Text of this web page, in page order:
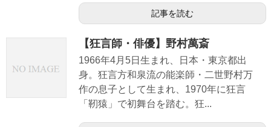
記事を読む
【狂言師・俳優】野村萬斎
1966年4月5日生まれ、日本・東京都出
身。狂言方和泉流の能楽師・二世野村万
作の息子として生まれ、1970年に狂言
「靭猿」で初舞台を踏む。狂...